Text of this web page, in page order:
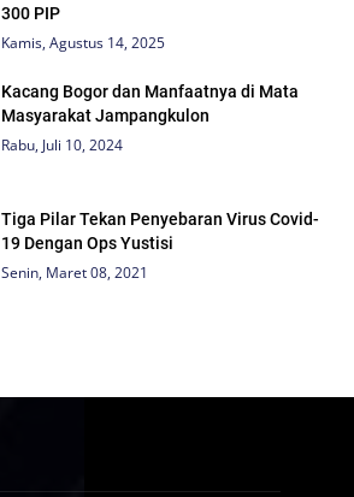
300 PIP
Kamis, Agustus 14, 2025
Kacang Bogor dan Manfaatnya di Mata
Masyarakat Jampangkulon
Rabu, Juli 10, 2024
Tiga Pilar Tekan Penyebaran Virus Covid-
19 Dengan Ops Yustisi
Senin, Maret 08, 2021